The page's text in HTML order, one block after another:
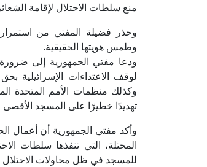
منع سلطات الاحتلال لإقامة
وحذر فضيلة المفتي من استمرار
وطمس هويتها الحقيقية.
ودعا مفتي الجمهورية إلى
لوقف الاعتداءات الإسرائيلية
وكذلك منظمات الأمم المتحدة
تهديدًا خطيرًا على المسجد الأقصى
وأكد مفتي الجمهورية أن أعمال
المحتلة، التي تنفذها سلطات
للمسجد في ظل محاولات الاحتلال